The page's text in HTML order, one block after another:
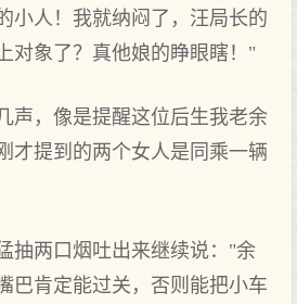
小人！我就纳闷了，汪局长的
对象了？真他娘的睁眼瞎！"
声，像是提醒这位后生我老余
才提到的两个女人是同乘一辆
抽两口烟吐出来继续说："余
巴肯定能过关，否则能把小车